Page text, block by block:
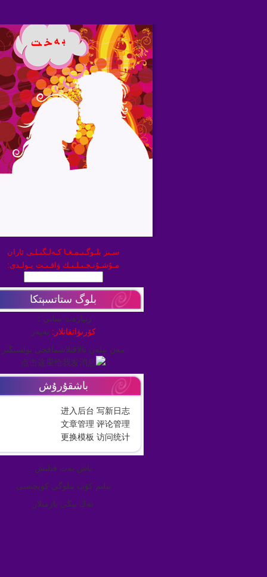
سـىز بلـوگـىـمـغـا كـەلـگىـلـى ئاران
مـۇشـۇنـچـىـلـىـك ۋاقـىـت بـولـدى:
بلوگ ستاتسېتكا
زىيارەت سانى：
كۆرىۋاتقانلار: نەپەر
مەن بىلەن ئالاقىلاشماقچى بولسىڭىز
باشقۇرۇش
进入后台 写新日志
文章管理 评论管理
更换模板 访问统计
باش بەت قىلىش
بىلىم كۆپ بىلوگى كۈيچىسى
ئەڭ يېڭى يازمىلار